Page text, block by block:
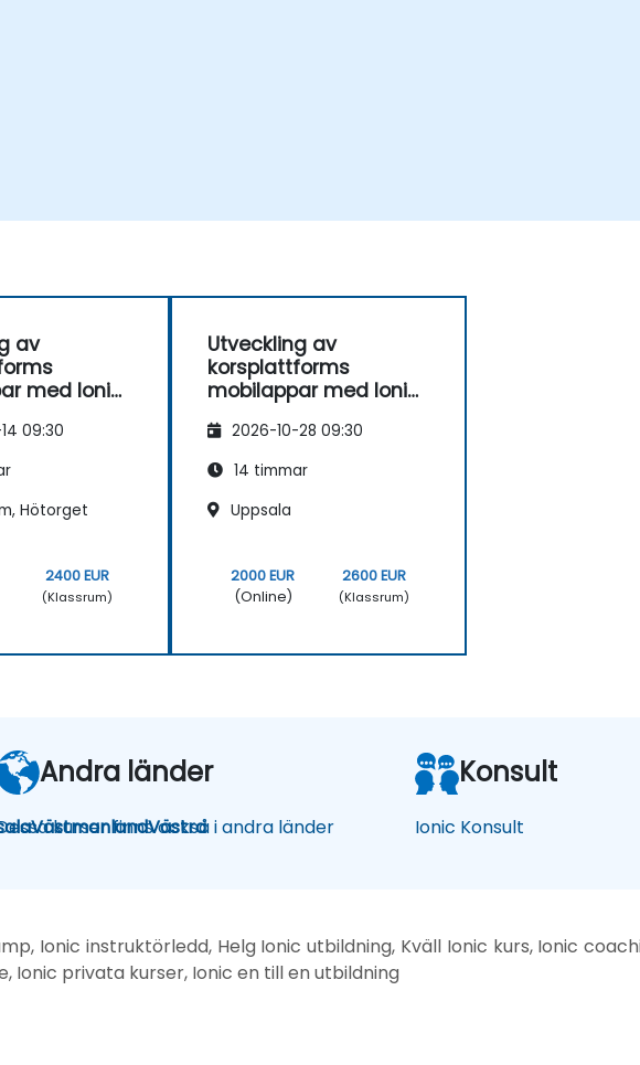
av
med Ionic
09:30
Hötorget
2400 EUR
(Klassrum)
Utveckling av
korsplattforms
mobilappar med Ionic
2026-10-28 09:30
14 timmar
Uppsala
2000 EUR
(Online)
2600 EUR
(Klassrum)
VästmanlandVästra
Andra länder
kurser finns också i andra länder
Konsult
Ionic Konsult
Ionic instruktörledd, Helg Ionic utbildning, Kväll Ionic kurs, Ionic
Ionic privata kurser, Ionic en till en utbildning